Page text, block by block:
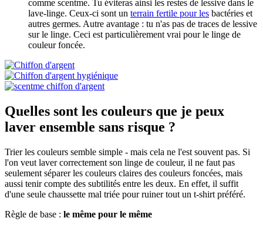
comme scentme. Tu éviteras ainsi les restes de lessive dans le
lave-linge. Ceux-ci sont un terrain fertile pour les bactéries et
autres germes. Autre avantage : tu n'as pas de traces de lessive
sur le linge. Ceci est particulièrement vrai pour le linge de
couleur foncée.
Quelles sont les couleurs que je peux
laver ensemble sans risque ?
Trier les couleurs semble simple - mais cela ne l'est souvent pas. Si
l'on veut laver correctement son linge de couleur, il ne faut pas
seulement séparer les couleurs claires des couleurs foncées, mais
aussi tenir compte des subtilités entre les deux. En effet, il suffit
d'une seule chaussette mal triée pour ruiner tout un t-shirt préféré.
Règle de base : le même pour le même